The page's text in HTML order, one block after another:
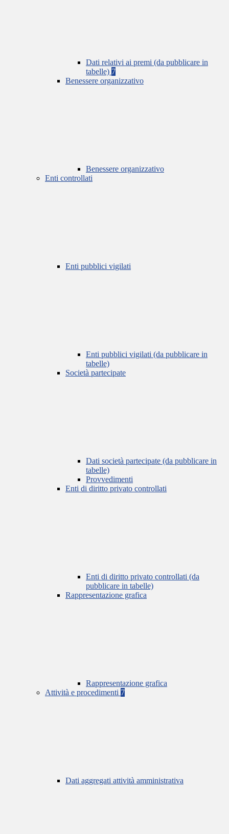
Dati relativi ai premi (da pubblicare in
tabelle) 7
Benessere organizzativo
Benessere organizzativo
Enti controllati
Enti pubblici vigilati
Enti pubblici vigilati (da pubblicare in
tabelle)
Società partecipate
Dati società partecipate (da pubblicare in
tabelle)
Provvedimenti
Enti di diritto privato controllati
Enti di diritto privato controllati (da
pubblicare in tabelle)
Rappresentazione grafica
Rappresentazione grafica
Attività e procedimenti 7
Dati aggregati attività amministrativa